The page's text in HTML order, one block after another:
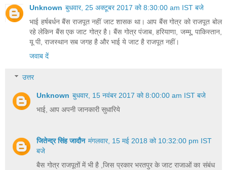
Unknown बुधवार, 25 अक्टूबर 2017 को 8:30:00 am IST बजे
भाई हर्षबर्धन बैंस राजपूत नहीं जाट शासक था। आप बैंस गोत्र को राजपूत बोल
रहे लेकिन बैंस एक जाट गोत्र है। बैंस गोत्र पंजाब, हरियाणा, जम्मू, पाकिस्तान,
यू पी, राजस्थान सब जगह है और भाई ये जाट है राजपूत नहीं।
जवाब दें
उत्तर
Unknown बुधवार, 15 नवंबर 2017 को 8:00:00 am IST बजे
भाई, आप अपनी जानकारी सुधारिये
जितेन्द्र सिंह जादौन मंगलवार, 15 मई 2018 को 10:32:00 pm IST
बजे
बैस गोत्र राजपूतों में भी है ,जिस प्रकार भरतपुर के जाट राजाओं का संबंध